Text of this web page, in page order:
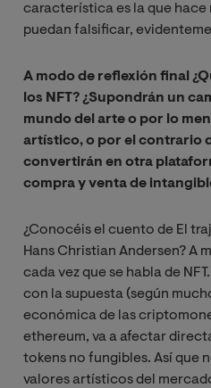
característica es la que hace
puedan falsificar,
A modo de reflexión final
los NFT? ¿Supondrán un
mundo del arte o por lo
artístico, o por el contrario
convertirán en otra
compra y venta de
¿Conocéis el cuento de El
Hans Christian Andersen? A
cada vez que se habla de
con la supuesta (según
económica de las
ethereum, va a afectar
tokens no fungibles. Así que
valores artísticos del